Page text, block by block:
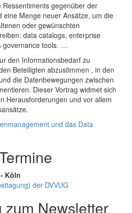
Ressentiments gegenüber der
eine Menge neuer Ansätze, um die
oder gewünschten
data catalogs, enterprise
governance tools. …
den Informationsbedarf zu
Beteiligten abzustimmen , in den
die Datenbewegungen zwischen
Dieser Vortrag widmet sich
Herausforderungen und vor allem
und das Data
Köln
der DVVUG
zum Newsletter